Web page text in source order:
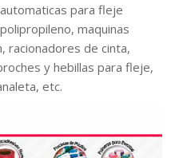
para fleje
maquinas
racionadores de cinta,
y hebillas para fleje,
etc.